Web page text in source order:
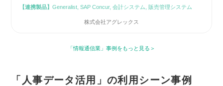
【連携製品】Generalist, SAP Concur, 会計システム, 販売管理システム
株式会社アグレックス
「情報通信業」事例をもっと見る
「人事データ活用」の利用シーン事例